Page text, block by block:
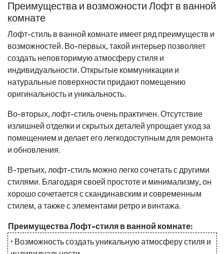
Преимущества и возможности Лофт в ванной
комнате
Лофт-стиль в ванной комнате имеет ряд преимуществ и
возможностей. Во-первых, такой интерьер позволяет
создать неповторимую атмосферу стиля и
индивидуальности. Открытые коммуникации и
натуральные поверхности придают помещению
оригинальность и уникальность.
Во-вторых, лофт-стиль очень практичен. Отсутствие
излишней отделки и скрытых деталей упрощает уход за
помещением и делает его легкодоступным для ремонта
и обновления.
В-третьих, лофт-стиль можно легко сочетать с другими
стилями. Благодаря своей простоте и минимализму, он
хорошо сочетается с скандинавским и современным
стилем, а также с элементами ретро и винтажа.
Преимущества Лофт-стиля в ванной комнате:
• Возможность создать уникальную атмосферу стиля и